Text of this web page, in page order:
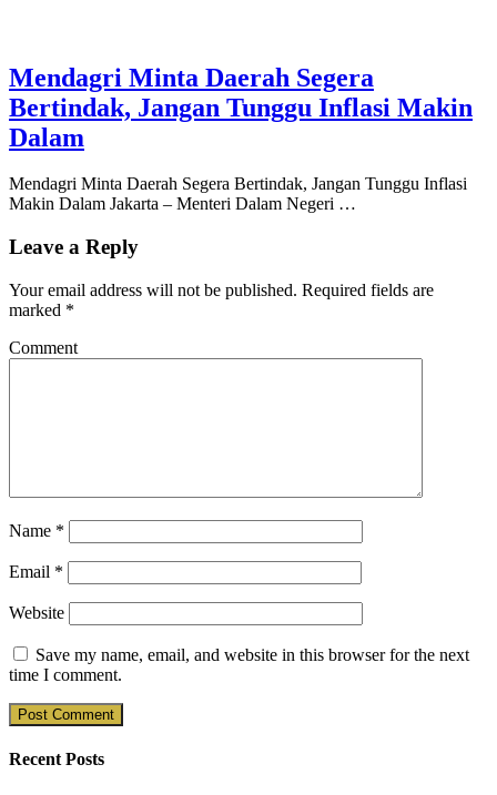
Mendagri Minta Daerah Segera
Bertindak, Jangan Tunggu Inflasi Makin
Dalam
Mendagri Minta Daerah Segera Bertindak, Jangan Tunggu Inflasi
Makin Dalam Jakarta – Menteri Dalam Negeri …
Leave a Reply
Your email address will not be published. Required fields are
marked *
Comment
Name *
Email *
Website
Save my name, email, and website in this browser for the next
time I comment.
Recent Posts